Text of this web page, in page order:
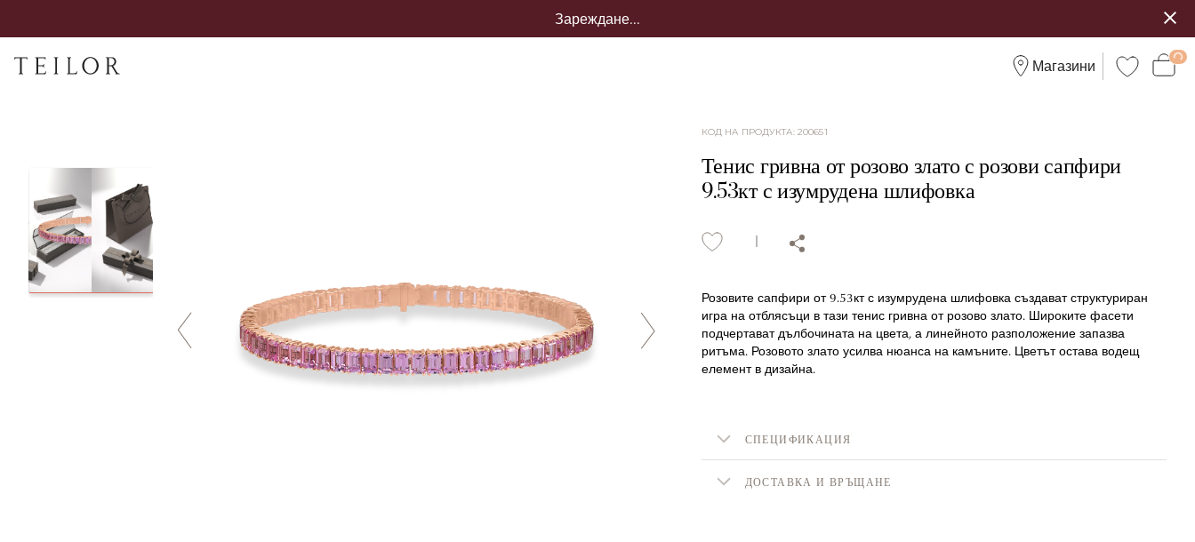
Зареждане...
Магазини
КОД НА ПРОДУКТА: 200651
Тенис гривна от розово злато с розови сапфири
9.53кт с изумрудена шлифовка
Розовите сапфири от 9.53кт с изумрудена шлифовка създават структуриран
игра на отблясъци в тази тенис гривна от розово злато. Широките фасети
подчертават дълбочината на цвета, а линейното разположение запазва
ритъма. Розовото злато усилва нюанса на камъните. Цветът остава водещ
елемент в дизайна.
СПЕЦИФИКАЦИЯ
ДОСТАВКА И ВРЪЩАНЕ